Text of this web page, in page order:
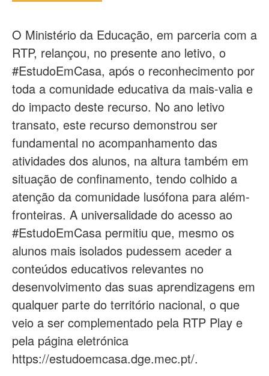
O Ministério da Educação, em parceria com a
RTP, relançou, no presente ano letivo, o
#EstudoEmCasa, após o reconhecimento por
toda a comunidade educativa da mais-valia e
do impacto deste recurso. No ano letivo
transato, este recurso demonstrou ser
fundamental no acompanhamento das
atividades dos alunos, na altura também em
situação de confinamento, tendo colhido a
atenção da comunidade lusófona para além-
fronteiras. A universalidade do acesso ao
#EstudoEmCasa permitiu que, mesmo os
alunos mais isolados pudessem aceder a
conteúdos educativos relevantes no
desenvolvimento das suas aprendizagens em
qualquer parte do território nacional, o que
veio a ser complementado pela RTP Play e
pela página eletrónica
https://estudoemcasa.dge.mec.pt/.